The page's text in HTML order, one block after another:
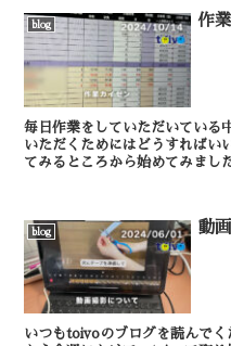
blog 作
毎日作業をしていただいている
いただくためにはどうすればい
てみるところから始めてみました。 記録の付け方も作業
blog 動
いつもtoivoのブログを読んでくだ